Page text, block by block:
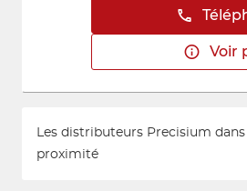
Voir
Les distributeurs Precisium dans
proximité